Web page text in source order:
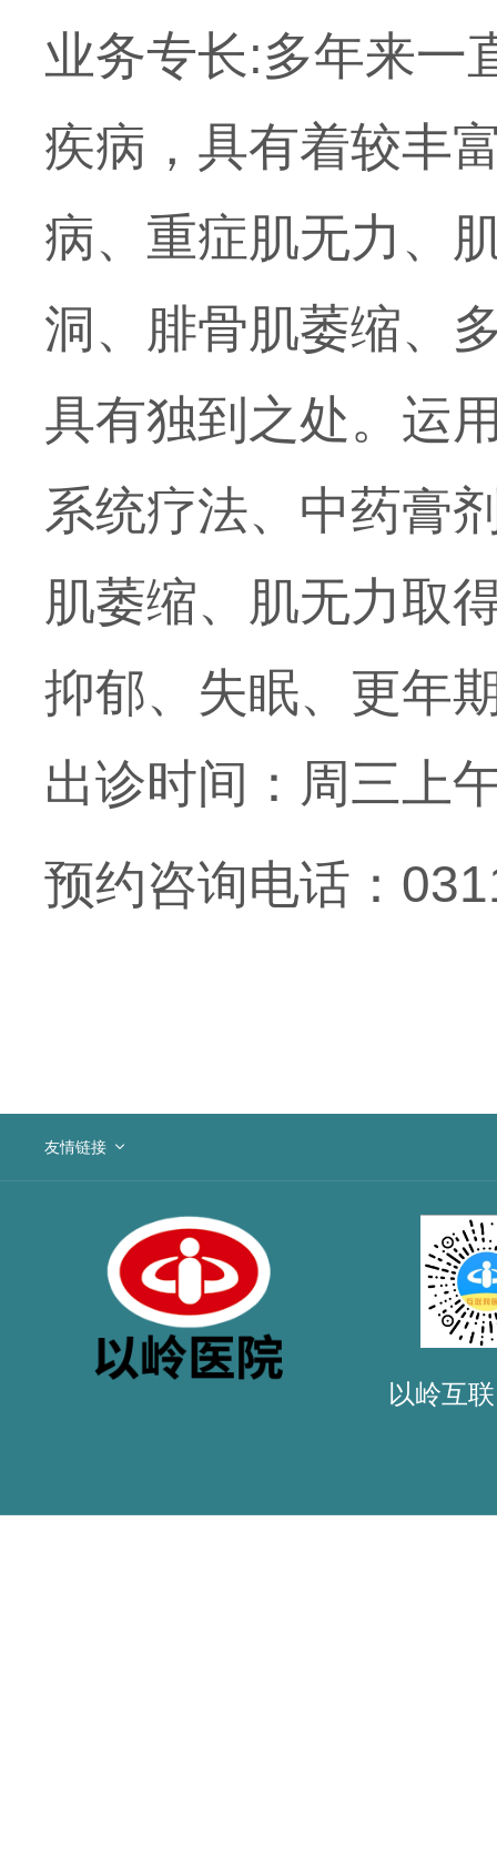
业务专长:多年来一
疾病，具有着较丰
病、重症肌无力、
洞、腓骨肌萎缩、
具有独到之处。运
系统疗法、中药膏
肌萎缩、肌无力取
抑郁、失眠、更年
出诊时间：周三上
预约咨询电话：
友情链接
以岭互